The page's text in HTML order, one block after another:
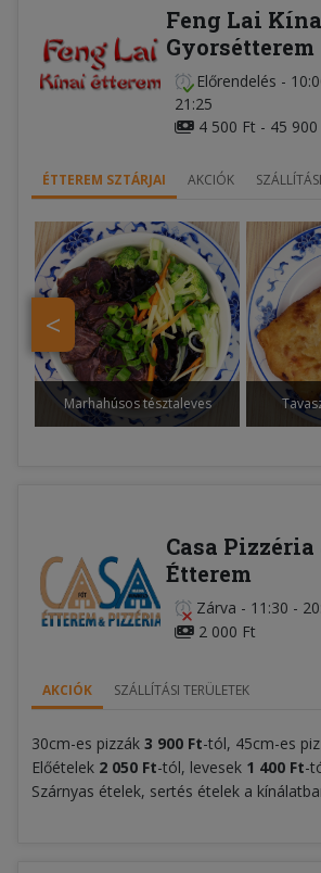
Feng Lai
Gyorsétterem
Előrendelés -
21:25
4 500 Ft - 45 900
ÉTTEREM SZTÁRJAI AKCIÓK
<
Marhahúsos tésztaleves
Casa Pizzéria
Étterem
Zárva - 11:30 -
2 000 Ft
AKCIÓK SZÁLLÍTÁSI TERÜLETEK
30cm-es pizzák 3 900 Ft-tól, 45cm-es
Előételek 2 050 Ft-tól, levesek 1 400 Ft-
Szárnyas ételek, sertés ételek a